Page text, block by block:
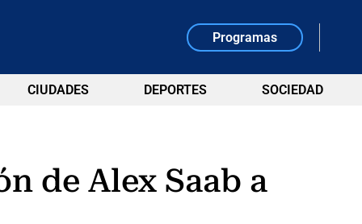
Programas
CIUDADES DEPORTES SOCIEDAD
de Alex Saab a